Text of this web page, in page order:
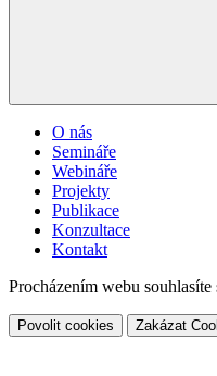
O nás
Semináře
Webináře
Projekty
Publikace
Konzultace
Kontakt
Procházením webu
Povolit cookies Zakázat